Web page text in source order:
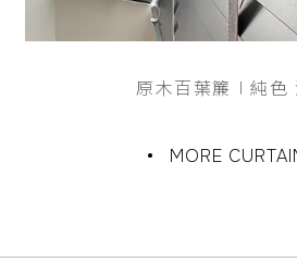
原木百葉簾∣純色
MORE